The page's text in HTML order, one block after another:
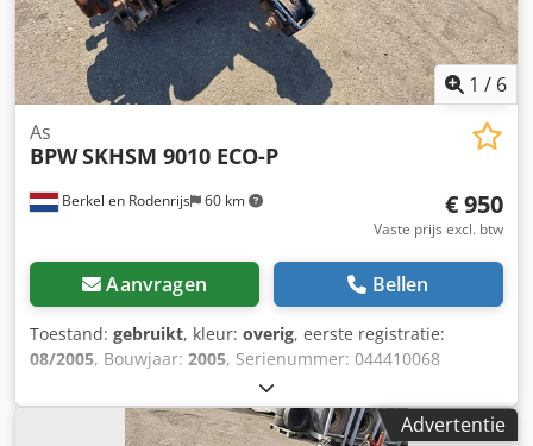
1 / 6
Berkel en Rodenrijs 60 km
As
BPWSKHSM 9010 ECO-P
€ 950
Vaste prijs excl. btw
Aanvragen Bellen
Toestand: gebruikt, kleur: overig, eerste registratie:
08/2005, Bouwjaar: 2005, Serienummer: 044410068
Chsdpezrugmjfx Abfsa We hebben meer dan 100 assen op
voorraad. Neem contact met ons op als u niet kunt vinden
Advertentie